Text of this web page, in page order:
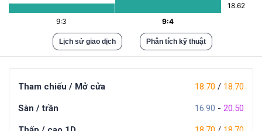
Lịch sử giao dịch Phân tích kỹ thuật
Tham chiếu / Mở cửa 18.70
/
18.70
Sàn / trần 20.50
-
16.90